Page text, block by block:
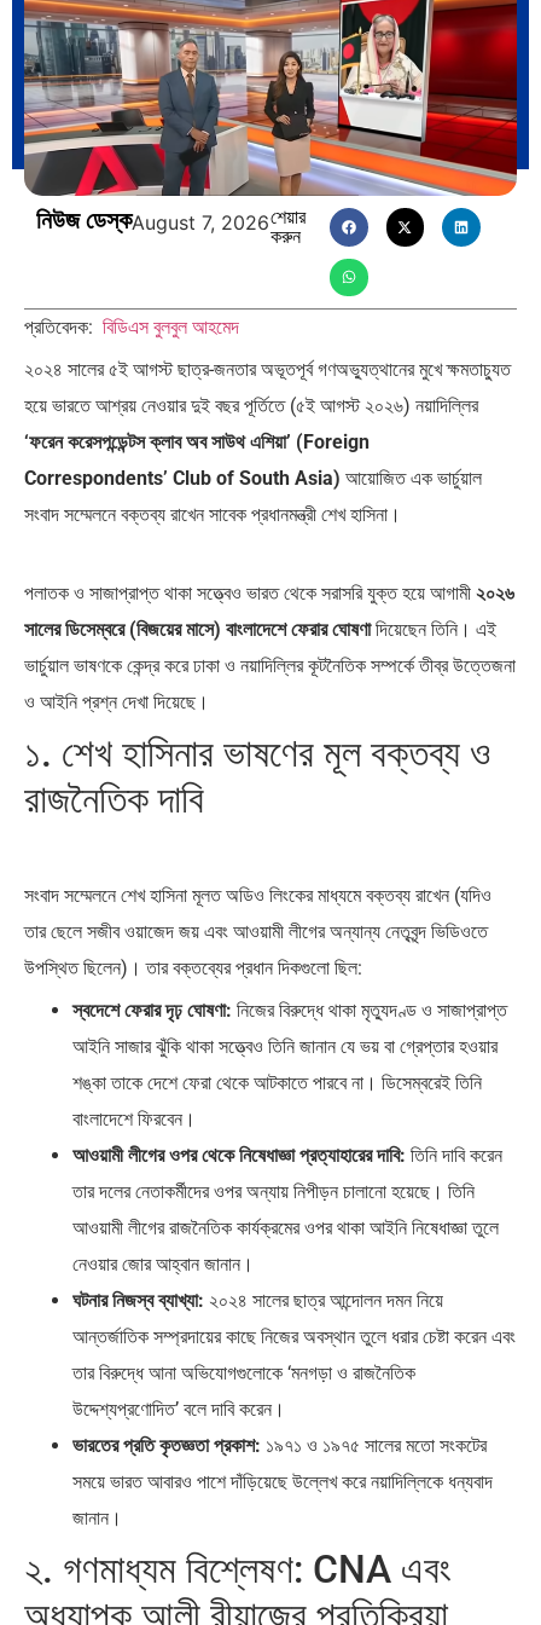
ভারত মহাসাগরের অশ্রু: শ্রীলঙ্কার
২৬…
ক্রূরতা ও ধ্বংসের মহাকাব্য: পৃথিবীর…
ব্রাজিল ও আর্জেন্টিনার কালো অধ্যায়:… পূর্ব ইউরোপ বনাম তুরস্ক: শত…
পৃথিবীতে বর্তমানে মোট দেশের সংখ্যা…
এশিয়ান সেঞ্চুরির দ্বৈরথ: চীন-ভারতের
বৈশ্বিক…
নিউজ ডেস্কAugust 7, 2026শেয়ার
করুন
প্রতিবেদক: বিডিএস বুলবুল আহমেদ
২০২৪ সালের ৫ই আগস্ট ছাত্র-জনতার অভূতপূর্ব গণঅভ্যুত্থানের মুখে ক্ষমতাচ্যুত
হয়ে ভারতে আশ্রয় নেওয়ার দুই বছর পূর্তিতে (৫ই আগস্ট ২০২৬) নয়াদিল্লির
‘ফরেন করেসপন্ডেন্টস ক্লাব অব সাউথ এশিয়া’ (Foreign
Correspondents’ Club of South Asia) আয়োজিত এক ভার্চুয়াল
সংবাদ সম্মেলনে বক্তব্য রাখেন সাবেক প্রধানমন্ত্রী শেখ হাসিনা।
পলাতক ও সাজাপ্রাপ্ত থাকা সত্ত্বেও ভারত থেকে সরাসরি যুক্ত হয়ে আগামী ২০২৬
সালের ডিসেম্বরে (বিজয়ের মাসে) বাংলাদেশে ফেরার ঘোষণাদিয়েছেন তিনি। এই
ভার্চুয়াল ভাষণকে কেন্দ্র করে ঢাকা ও নয়াদিল্লির কূটনৈতিক সম্পর্কে তীব্র উত্তেজনা
ও আইনি প্রশ্ন দেখা দিয়েছে।
১. শেখ হাসিনার ভাষণের মূল বক্তব্য ও
রাজনৈতিক দাবি
সংবাদ সম্মেলনে শেখ হাসিনা মূলত অডিও লিংকের মাধ্যমে বক্তব্য রাখেন (যদিও
তার ছেলে সজীব ওয়াজেদ জয় এবং আওয়ামী লীগের অন্যান্য নেতৃবৃন্দ ভিডিওতে
উপস্থিত ছিলেন)। তার বক্তব্যের প্রধান দিকগুলো ছিল:
স্বদেশে ফেরার দৃঢ় ঘোষণা: নিজের বিরুদ্ধে থাকা মৃত্যুদণ্ড ও সাজাপ্রাপ্ত
আইনি সাজার ঝুঁকি থাকা সত্ত্বেও তিনি জানান যে ভয় বা গ্রেপ্তার হওয়ার
শঙ্কা তাকে দেশে ফেরা থেকে আটকাতে পারবে না। ডিসেম্বরেই তিনি
বাংলাদেশে ফিরবেন।
আওয়ামী লীগের ওপর থেকে নিষেধাজ্ঞা প্রত্যাহারের দাবি: তিনি দাবি করেন
তার দলের নেতাকর্মীদের ওপর অন্যায় নিপীড়ন চালানো হয়েছে। তিনি
আওয়ামী লীগের রাজনৈতিক কার্যক্রমের ওপর থাকা আইনি নিষেধাজ্ঞা তুলে
নেওয়ার জোর আহ্বান জানান।
ঘটনার নিজস্ব ব্যাখ্যা: ২০২৪ সালের ছাত্র আন্দোলন দমন নিয়ে
আন্তর্জাতিক সম্প্রদায়ের কাছে নিজের অবস্থান তুলে ধরার চেষ্টা করেন এবং
তার বিরুদ্ধে আনা অভিযোগগুলোকে ‘মনগড়া ও রাজনৈতিক
উদ্দেশ্যপ্রণোদিত’ বলে দাবি করেন।
ভারতের প্রতি কৃতজ্ঞতা প্রকাশ: ১৯৭১ ও ১৯৭৫ সালের মতো সংকটের
সময়ে ভারত আবারও পাশে দাঁড়িয়েছে উল্লেখ করে নয়াদিল্লিকে ধন্যবাদ
জানান।
২. গণমাধ্যম বিশ্লেষণ: CNA এবং
অধ্যাপক আলী রীয়াজের প্রতিক্রিয়া